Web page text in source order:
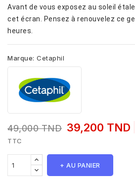
Avant de vous exposez au soleil
cet écran. Pensez à renouvelez ce
heures.
Marque: Cetaphil
49,000 TND 39,200 TND
TTC
+ AU PANIER